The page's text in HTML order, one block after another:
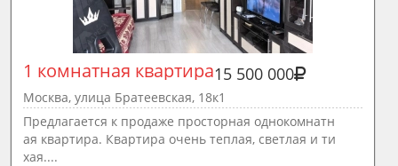
1 комнатная квартира15 500 000
Москва, улица Братеевская, 18к1
Предлагается к продаже просторная однокомнатн
ая квартира. Квартира очень теплая, светлая и ти
хая....